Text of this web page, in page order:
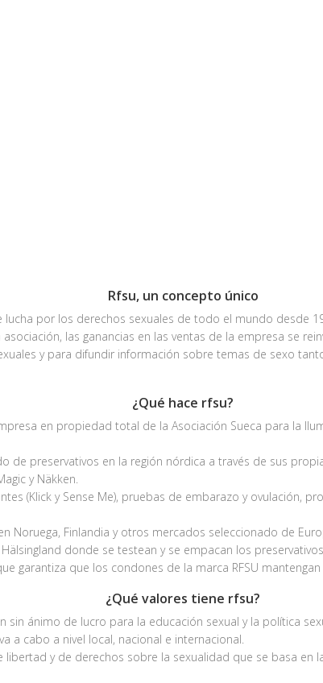
Rfsu, un concepto único
lucha por los derechos sexuales de todo el mundo desde
las ganancias en las ventas de la empresa se
y para difundir información sobre temas de sexo
¿Qué hace rfsu?
en propiedad total de la Asociación Sueca para la
de preservativos en la región nórdica a través de sus
y Näkken.
(Klick y Sense Me), pruebas de embarazo y ovulación,
Noruega, Finlandia y otros mercados seleccionado de
donde se testean y se empacan los
garantiza que los condones de la marca RFSU
¿Qué valores tiene rfsu?
sin ánimo de lucro para la educación sexual y la política
a cabo a nivel local, nacional e internacional.
libertad y de derechos sobre la sexualidad que se basa en